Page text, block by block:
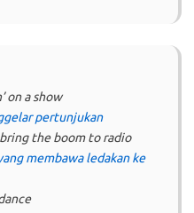
on a show
pertunjukan
the boom to radio
membawa ledakan ke